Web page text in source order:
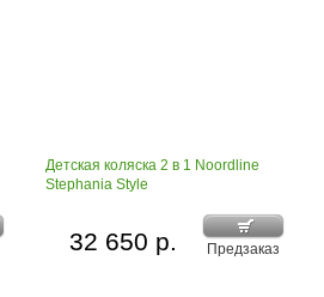
Детская коляска 2 в 1 Noordline
Stephania Style
Предзаказ
32 650 р.